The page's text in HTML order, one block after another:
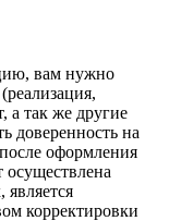
вам нужно
а так же другие
доверенность на
оформления
осуществлена
является
корректировки